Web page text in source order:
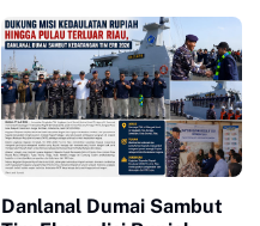
Danlanal Dumai Sambut